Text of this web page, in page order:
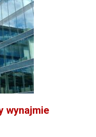
wynajmie